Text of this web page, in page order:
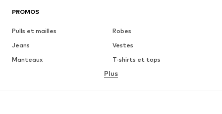
PROMOS
Pulls et mailles
Robes
Jeans
Vestes
Manteaux
T-shirts et tops
Lingerie
Jupes
Blouses et tuniques
Plus